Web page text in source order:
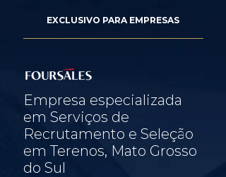
EXCLUSIVO PARA EMPRESAS
Empresa especializada
em Serviços de
Recrutamento e Seleção
em Terenos, Mato Grosso
do Sul